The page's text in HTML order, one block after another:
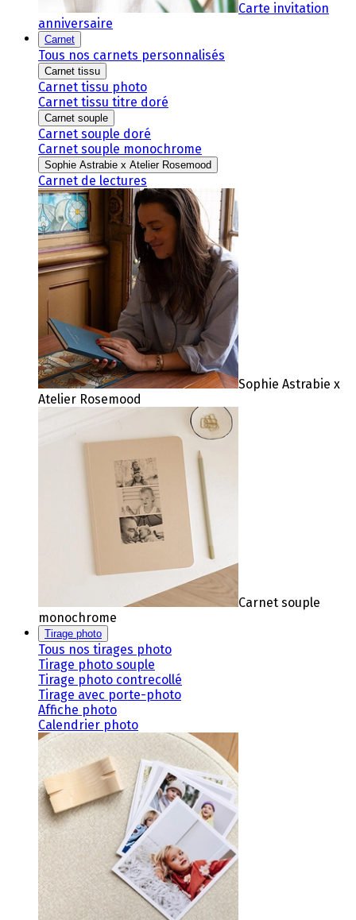
Carte invitation
anniversaire
Carnet
Tous nos carnets personnalisés
Carnet tissu
Carnet tissu photo
Carnet tissu titre doré
Carnet souple
Carnet souple doré
Carnet souple monochrome
Sophie Astrabie x Atelier Rosemood
Carnet de lectures
Sophie Astrabie x
Atelier Rosemood
Carnet souple
monochrome
Tirage photo
Tous nos tirages photo
Tirage photo souple
Tirage photo contrecollé
Tirage avec porte-photo
Affiche photo
Calendrier photo